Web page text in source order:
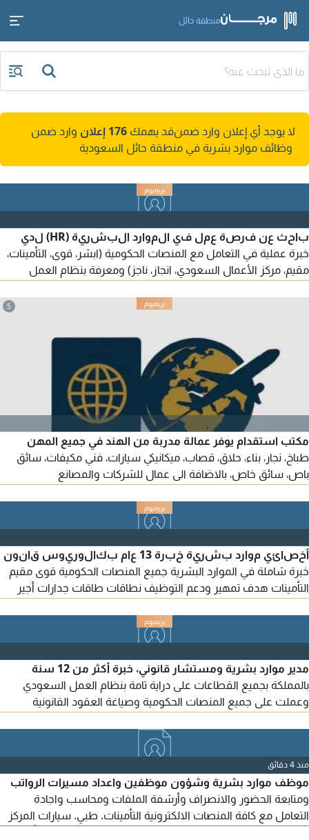
منطقة حائل
لا يوجد أي إعلان وارد ضمنقد يهمك 176 إعلان
وارد ضمن
وظائف موارد بشرية في منطقة حائل السعودية
باحث عن فرصة عمل في الموارد البشرية (HR) لدي
خبرة عملية في التعامل مع المنصات الحكومية (ابشر، قوى، التأمينات،
مقيم، مركز الأعمال السعودي، انجاز، ناجز) ومعرفة بنظام العمل
معاملات الموظفين (اضافة / حذف، نقل خدمات اصدار وتجديد
فورا. كما امتلك إقامة سارية ورخصة قيادة
5
مكتب استقدام يوفر عمالة مدربة من الهند في جميع المهن
طباخ، نجار، بناء، حلاق، قصاب، ميكانيكي سيارات، فني مكيفات، سائق
باص، سائق خاص، بالاضافة الى عمال للشركات والمصانع
أخصائي موارد بشرية خبرة 13 عام بكالوريوس قانون
خبرة شاملة في الموارد البشرية جميع المنصات الحكومية قوى مقيم
التأمينات هدف تمهير ودعم التوظيف نطاقات طاقات جدارات أجير
وفق التايم شيت خبرة في أكسيل وورد اعداد الخطة السنوية والتقارير
مدير موارد بشرية ومستشار قانوني، خبرة أكثر من 12 سنة
بالمملكة بجميع القطاعات على دراية تامة بنظام العمل السعودي
وعملت على جميع المنصات الحكومية وصياغة العقود القانونية
التوظيف والرواتب والتقييم والجزاءات وانهاء ومتابعة كافة الأعمال
الخاصة بإدارة الموارد البشرية وشؤون الموظفين. اقامة قابلة للتحويل
باقي فيها سنة. مستعد لمباشر العمل
منذ 4 دقائق
موظف موارد بشرية وشؤون موظفين واعداد مسيرات الرواتب
ومتابعة الحضور والانصراف وأرشفة الملفات ومحاسب واجادة
التعامل مع كافة المنصات الالكترونية التأمينات. طبي. سيارات المركز